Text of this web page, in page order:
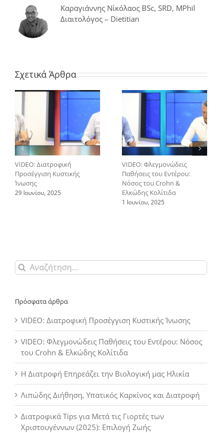
άσκησηςΚαραγιάννης Νίκόλαος BSc, SRD, MPhil
Διαιτολόγος – Dietitian
Σχετικά Άρθρα
VIDEO: Διατροφική
Προσέγγιση Κυστικής
Ίνωσης
29 Ιουνίου, 2025
VIDEO: Φλεγμονώδεις
Παθήσεις του Εντέρου:
Νόσος του Crohn &
Ελκώδης Κολίτιδα
1 Ιουνίου, 2025
Αναζήτηση
για:
Πρόσφατα άρθρα
VIDEO: Διατροφική Προσέγγιση Κυστικής Ίνωσης
VIDEO: Φλεγμονώδεις Παθήσεις του Εντέρου: Νόσος
του Crohn & Ελκώδης Κολίτιδα
Η Διατροφή Επηρεάζει την Βιολογική μας Ηλικία
Λιπώδης Διήθηση, Υπατικός Καρκίνος και Διατροφή
Διατροφικά Tips για Μετά τις Γιορτές των
Χριστουγέννων (2025): Επιλογή Ζωής